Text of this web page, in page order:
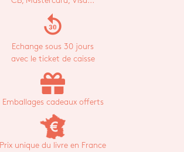
replay_30
Echange sous 30 jours
avec le ticket de caisse
Emballages cadeaux offerts
Prix unique du livre en France